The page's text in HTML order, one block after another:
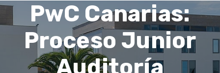
PwC Canarias:
Proceso Junior
Auditoría